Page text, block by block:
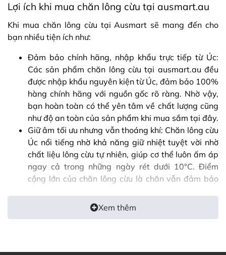
Lợi ích khi mua chăn lông cừu tại ausmart.au
Khi mua chăn lông cừu tại Ausmart sẽ mang đến cho
bạn nhiều tiện ích như:
Đảm bảo chính hãng, nhập khẩu trực tiếp từ Úc:
Các sản phẩm chăn lông cừu tại ausmart.au đều
được nhập khẩu nguyên kiện từ Úc, đảm bảo 100%
hàng chính hãng với nguồn gốc rõ ràng. Nhờ vậy,
bạn hoàn toàn có thể yên tâm về chất lượng cũng
như độ an toàn của sản phẩm khi mua sắm tại đây.
Giữ âm tối ưu nhưng vẫn thoáng khí: Chăn lông cừu
Úc nổi tiếng nhờ khả năng giữ nhiệt tuyệt vời nhờ
chất liệu lông cừu tự nhiên, giúp cơ thể luôn ấm áp
ngay cả trong những ngày rét dưới 10°C. Điểm
cộng lớn của chăn lông cừu là chăn vẫn đảm bảo
điều hòa nhiệt độ tự nhiên.
tiến giúp chăn hạn chế tình trạng xù lông, vón cục
Xem thêm